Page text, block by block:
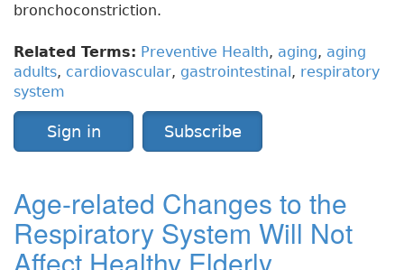
bronchoconstriction.
Related Terms: Preventive Health, aging, aging
adults, cardiovascular, gastrointestinal, respiratory
system
Sign in Subscribe
Age-related Changes to the
Respiratory System Will Not
Affect Healthy Elderly